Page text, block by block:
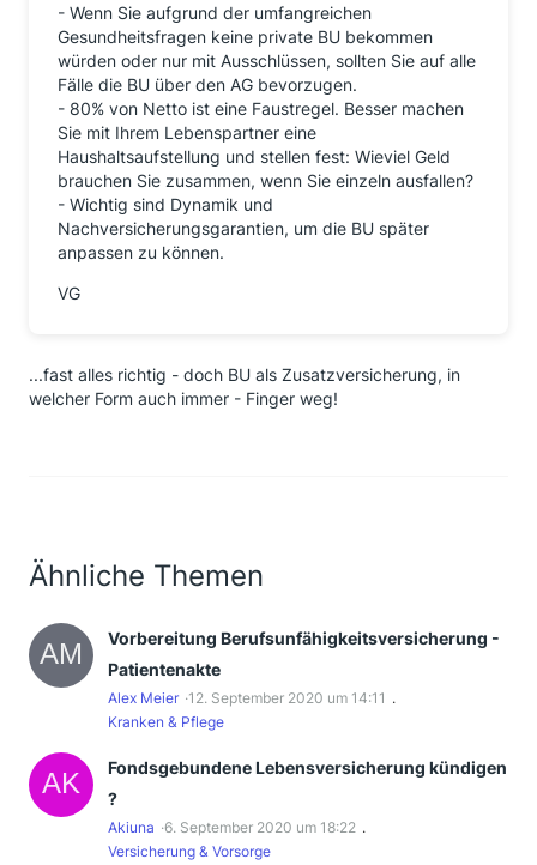
- Wenn Sie aufgrund der umfangreichen
Gesundheitsfragen keine private BU bekommen
würden oder nur mit Ausschlüssen, sollten Sie auf alle
Fälle die BU über den AG bevorzugen.
- 80% von Netto ist eine Faustregel. Besser machen
Sie mit Ihrem Lebenspartner eine
Haushaltsaufstellung und stellen fest: Wieviel Geld
brauchen Sie zusammen, wenn Sie einzeln ausfallen?
- Wichtig sind Dynamik und
Nachversicherungsgarantien, um die BU später
anpassen zu können.
VG
...fast alles richtig - doch BU als Zusatzversicherung, in
welcher Form auch immer - Finger weg!
Ähnliche Themen
Vorbereitung Berufsunfähigkeitsversicherung -
Patientenakte
Alex Meier 12. September 2020 um 14:11
Kranken & Pflege
Fondsgebundene Lebensversicherung kündigen
?
Akiuna
6. September 2020 um 18:22
Versicherung & Vorsorge